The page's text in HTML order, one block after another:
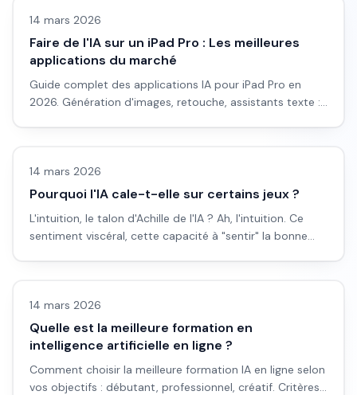
14 mars 2026
Faire de l'IA sur un iPad Pro : Les meilleures
applications du marché
Guide complet des applications IA pour iPad Pro en
2026. Génération d'images, retouche, assistants texte :
Actualité
14 mars 2026
Pourquoi l'IA cale-t-elle sur certains jeux ?
L'intuition, le talon d'Achille de l'IA ? Ah, l'intuition. Ce
sentiment viscéral, cette capacité à "sentir" la bonne
Formations IA
14 mars 2026
Quelle est la meilleure formation en
intelligence artificielle en ligne ?
Comment choisir la meilleure formation IA en ligne selon
vos objectifs : débutant, professionnel, créatif. Critères